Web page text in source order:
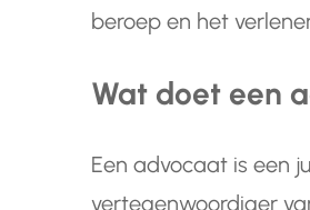
beroep en het
Wat doet een
Een advocaat is een
vertegenwoordiger